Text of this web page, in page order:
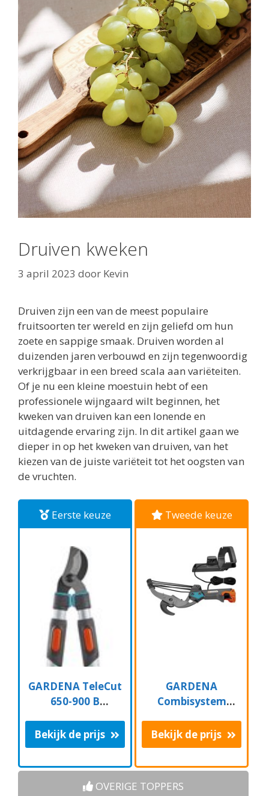
Druiven kweken
3 april 2023 door Kevin
Druiven zijn een van de meest populaire
fruitsoorten ter wereld en zijn geliefd om hun
zoete en sappige smaak. Druiven worden al
duizenden jaren verbouwd en zijn tegenwoordig
verkrijgbaar in een breed scala aan variëteiten.
Of je nu een kleine moestuin hebt of een
professionele wijngaard wilt beginnen, het
kweken van druiven kan een lonende en
uitdagende ervaring zijn. In dit artikel gaan we
dieper in op het kweken van druiven, van het
kiezen van de juiste variëteit tot het oogsten van
de vruchten.
Eerste keuze
GARDENA TeleCut
650-900 B
Uitschuifbare
armen - tot max 90
Bekijk de prijs
Tweede keuze
GARDENA
Combisystem
Boomschaar
Takkenschaar -
Bekijk de prijs
OVERIGE TOPPERS